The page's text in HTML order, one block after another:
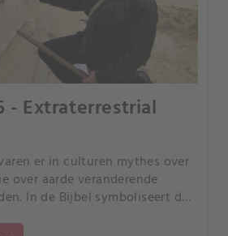
- Extraterrestrial
er in culturen mythes over
over aarde veranderende
In de Bijbel symboliseert de